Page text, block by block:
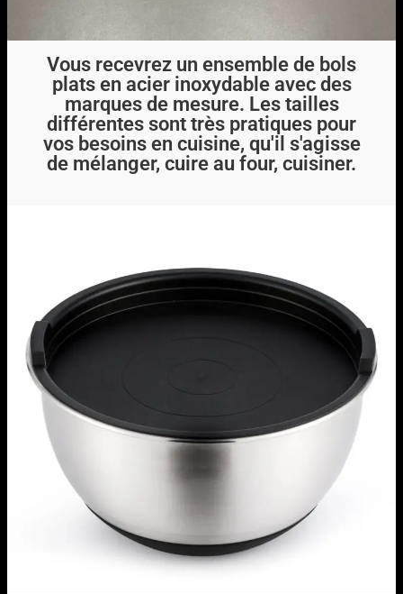
Vous recevrez un ensemble de bols
plats en acier inoxydable avec des
marques de mesure. Les tailles
différentes sont très pratiques pour
vos besoins en cuisine, qu'il s'agisse
de mélanger, cuire au four, cuisiner.